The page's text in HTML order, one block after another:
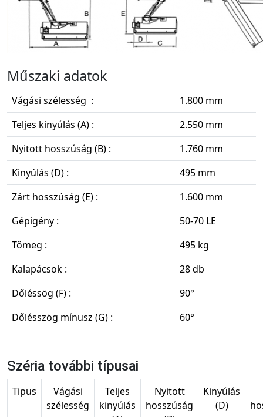
Műszaki adatok
Vágási szélesség :
1.800 mm
Teljes kinyúlás (A) :
2.550 mm
Nyitott hosszúság (B) :
1.760 mm
Kinyúlás (D) :
495 mm
Zárt hosszúság (E) :
1.600 mm
Gépigény :
50-70 LE
Tömeg :
495 kg
Kalapácsok :
28 db
Dőléssög (F) :
90°
Dőlésszög mínusz (G) :
60°
Széria további típusai
Tipus
Vágási
szélesség
Teljes
kinyúlás
Nyitott
hosszúság
Kinyúlás
(D)